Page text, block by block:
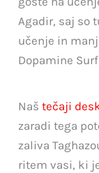
Agadir, saj so
učenje in
Dopamine
Naštečaji
zaradi tega
zaliva
ritem vasi, ki